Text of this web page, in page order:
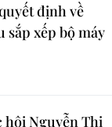
định về
sắp xếp bộ máy
hội Nguyễn Thị